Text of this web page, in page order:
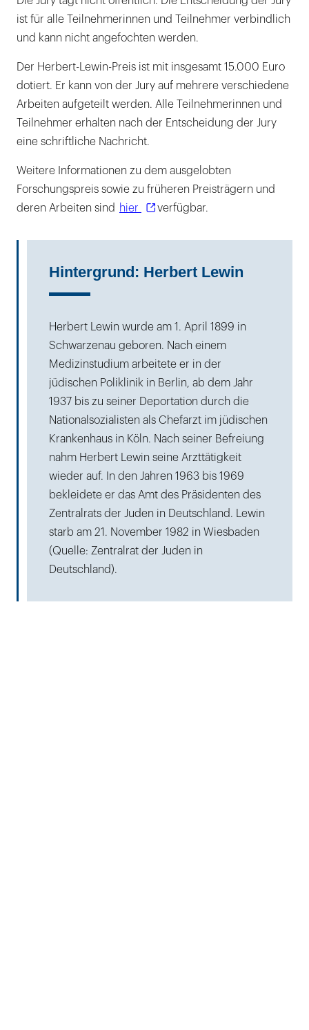
ist für alle Teilnehmerinnen und Teilnehmer verbindlich
und kann nicht angefochten werden.
Der Herbert-Lewin-Preis ist mit insgesamt 15.000 Euro
dotiert. Er kann von der Jury auf mehrere verschiedene
Arbeiten aufgeteilt werden. Alle Teilnehmerinnen und
Teilnehmer erhalten nach der Entscheidung der Jury
eine schriftliche Nachricht.
Weitere Informationen zu dem ausgelobten
Forschungspreis sowie zu früheren Preisträgern und
deren Arbeiten sind
hier verfügbar.
Hintergrund: Herbert Lewin
Herbert Lewin wurde am 1. April 1899 in
Schwarzenau geboren. Nach einem
Medizinstudium arbeitete er in der
jüdischen Poliklinik in Berlin, ab dem Jahr
1937 bis zu seiner Deportation durch die
Nationalsozialisten als Chefarzt im jüdischen
Krankenhaus in Köln. Nach seiner Befreiung
nahm Herbert Lewin seine Arzttätigkeit
wieder auf. In den Jahren 1963 bis 1969
bekleidete er das Amt des Präsidenten des
Zentralrats der Juden in Deutschland. Lewin
starb am 21. November 1982 in Wiesbaden
(Quelle: Zentralrat der Juden in
Deutschland).